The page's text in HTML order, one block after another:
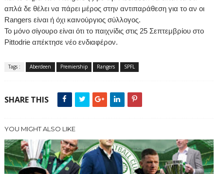
απλά δε θέλει να πάρει μέρος στην αντιπαράθεση για το αν οι
Rangers είναι ή όχι καινούργιος σύλλογος.
Το μόνο σίγουρο είναι ότι το παιχνίδις στις 25 Σεπτεμβρίου στο
Pittodrie απέκτησε νέο ενδιαφέρον.
Tags : Aberdeen Premiership Rangers SPFL
SHARE THIS
YOU MIGHT ALSO LIKE